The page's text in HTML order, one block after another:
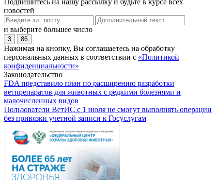
новостей
и выберите большее число
3 86
Нажимая на кнопку, Вы соглашаетесь на обработку
персональных данных в соответствии с «Политикой
конфиденциальности»
Законодательство
FDA представило план по расширению разработки
ветпрепаратов для животных с редкими болезнями и
малочисленных видов
Пользователи ВетИС с 1 июля не смогут выполнять операции
без привязки учетной записи к Госуслугам